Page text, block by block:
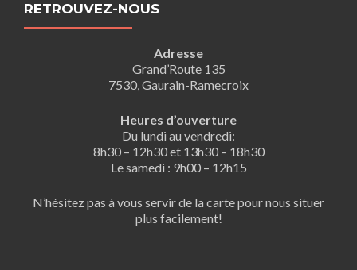
RETROUVEZ-NOUS
Adresse
Grand’Route 135
7530, Gaurain-Ramecroix
Heures d’ouverture
Du lundi au vendredi:
8h30 – 12h30 et 13h30 – 18h30
Le samedi : 9h00 – 12h15
N’hésitez pas à vous servir de la carte pour nous situer
plus facilement!